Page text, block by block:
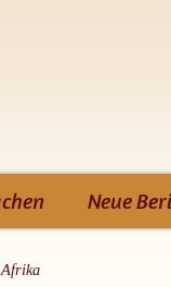
Neue
Afrika